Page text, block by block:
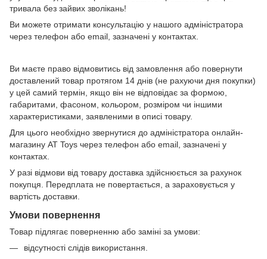
тривала без зайвих зволікань!
Ви можете отримати консультацію у нашого адміністратора
через телефон або email, зазначені у контактах.
Ви маєте право відмовитись від замовлення або повернути
доставлений товар протягом 14 днів (не рахуючи дня покупки)
у цей самий термін, якщо він не відповідає за формою,
габаритами, фасоном, кольором, розміром чи іншими
характеристиками, заявленими в описі товару.
Для цього необхідно звернутися до адміністратора онлайн-
магазину AT Toys через телефон або email, зазначені у
контактах.
У разі відмови від товару доставка здійснюється за рахунок
покупця. Передплата не повертається, а зараховується у
вартість доставки.
Умови повернення
Товар підлягає поверненню або заміні за умови:
відсутності слідів використання.